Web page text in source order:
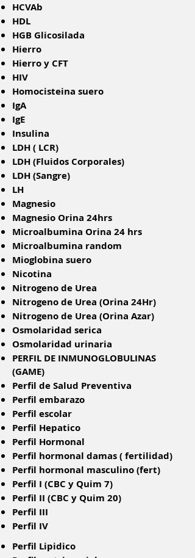
HCVAb
HDL
HGB Glicosilada
Hierro
Hierro y CFT
HIV
Homocisteina suero
IgA
IgE
Insulina
LDH ( LCR)
LDH (Fluidos Corporales)
LDH (Sangre)
LH
Magnesio
Magnesio Orina 24hrs
Microalbumina Orina 24 hrs
Microalbumina random
Mioglobina suero
Nicotina
Nitrogeno de Urea
Nitrogeno de Urea (Orina 24Hr)
Nitrogeno de Urea (Orina Azar)
Osmolaridad serica
Osmolaridad urinaria
PERFIL DE INMUNOGLOBULINAS
(GAME)
Perfil de Salud Preventiva
Perfil embarazo
Perfil escolar
Perfil Hepatico
Perfil Hormonal
Perfil hormonal damas ( fertilidad)
Perfil hormonal masculino (fert)
Perfil I (CBC y Quim 7)
Perfil II (CBC y Quim 20)
Perfil III
Perfil IV
Perfil Lipidico